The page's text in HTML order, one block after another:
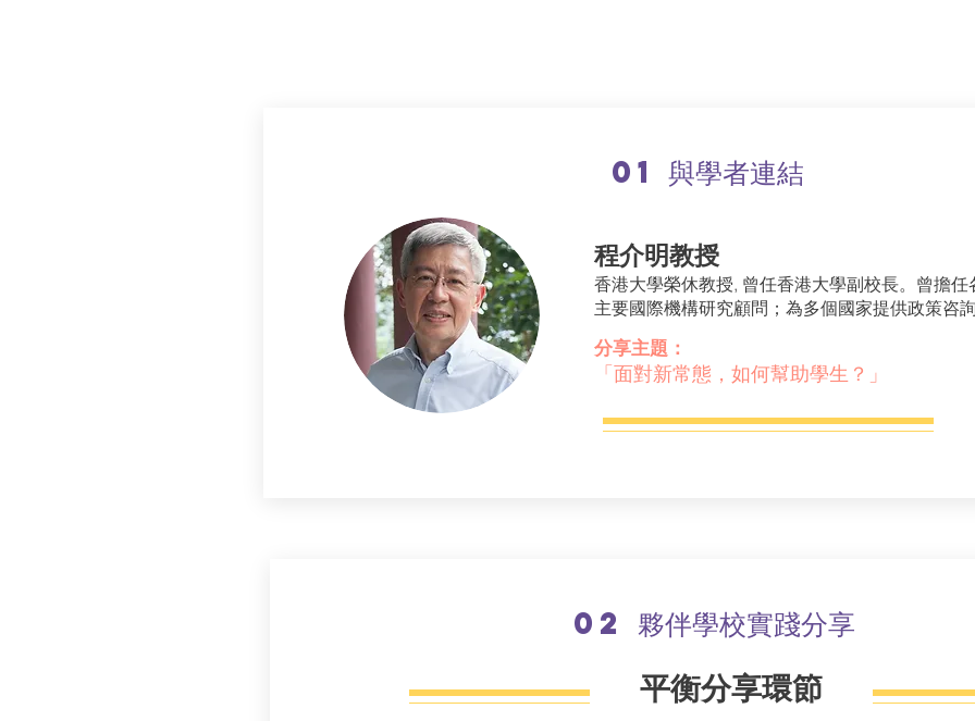
01 與學者連結
程介明教授
香港大學榮休教授, 曾任香港大學副校長。曾擔任
主要國際機構研究顧問；為多個國家提供政策咨詢
分享主題：
「面對新常態，如何幫助學生？」
02 夥伴學校實踐分享
​平衡分享環節